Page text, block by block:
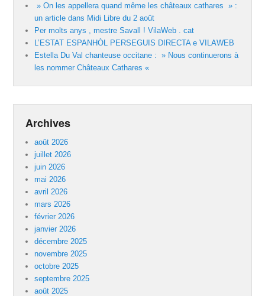
» On les appellera quand même les châteaux cathares » :
un article dans Midi Libre du 2 août
Per molts anys , mestre Savall ! VilaWeb . cat
L’ESTAT ESPANHÒL PERSEGUIS DIRECTA e VILAWEB
Estella Du Val chanteuse occitane : » Nous continuerons à
les nommer Châteaux Cathares «
Archives
août 2026
juillet 2026
juin 2026
mai 2026
avril 2026
mars 2026
février 2026
janvier 2026
décembre 2025
novembre 2025
octobre 2025
septembre 2025
août 2025